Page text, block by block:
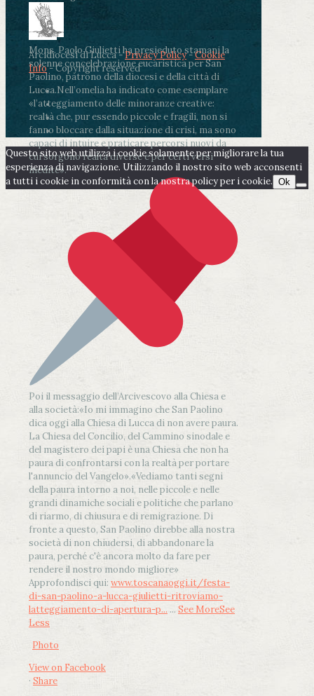
Mons. Paolo Giulietti ha presieduto stamani la
solenne concelebrazione eucaristica per San
Paolino, patrono della diocesi e della città di
Lucca.Nell’omelia ha indicato come esemplare
«l’atteggiamento delle minoranze creative:
realtà che, pur essendo piccole e fragili, non si
fanno bloccare dalla situazione di crisi, ma sono
capaci di intuire e praticare percorsi nuovi da
cui sorgono realtà diverse e per certi versi
inedite».
Poi il messaggio dell’Arcivescovo alla Chiesa e
alla società:«Io mi immagino che San Paolino
dica oggi alla Chiesa di Lucca di non avere paura.
La Chiesa del Concilio, del Cammino sinodale e
del magistero dei papi è una Chiesa che non ha
paura di confrontarsi con la realtà per portare
l'annuncio del Vangelo».«Vediamo tanti segni
della paura intorno a noi, nelle piccole e nelle
grandi dinamiche sociali e politiche che parlano
di riarmo, di chiusura e di remigrazione. Di
fronte a questo, San Paolino direbbe alla nostra
società di non chiudersi, di abbandonare la
paura, perché c'è ancora molto da fare per
rendere il nostro mondo migliore»
Approfondisci qui: www.toscanaoggi.it/festa-
di-san-paolino-a-lucca-giulietti-ritroviamo-
latteggiamento-di-apertura-p... ... See MoreSee
Less
Photo
View on Facebook
· Share
Arcidiocesi di Lucca -Privacy Policy-Cookie
Info- Copyright reserved
Questo sito web utilizza i cookie solamente per migliorare la tua
esperienza di navigazione. Utilizzando il nostro sito web acconsenti
a tutti i cookie in conformità con la nostra policy per i cookie. Ok